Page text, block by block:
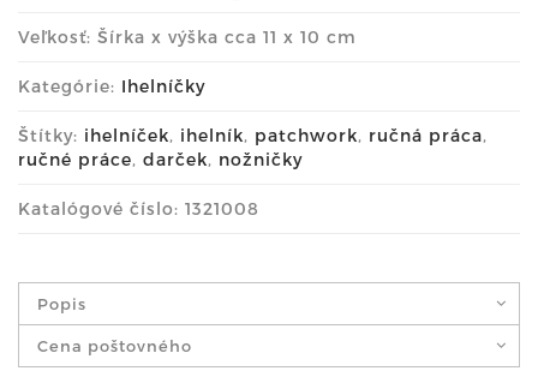
Veľkosť: Šírka x výška cca 11 x 10 cm
Kategórie: Ihelníčky
Štítky: ihelníček, ihelník, patchwork, ručná práca,
ručné práce, darček, nožničky
Katalógové číslo: 1321008
Popis
Cena poštovného